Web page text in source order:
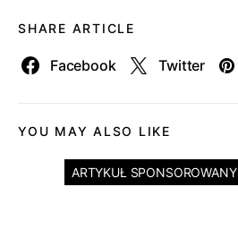
SHARE ARTICLE
Facebook Twitter
YOU MAY ALSO LIKE
ARTYKUŁ SPONSOROWANY